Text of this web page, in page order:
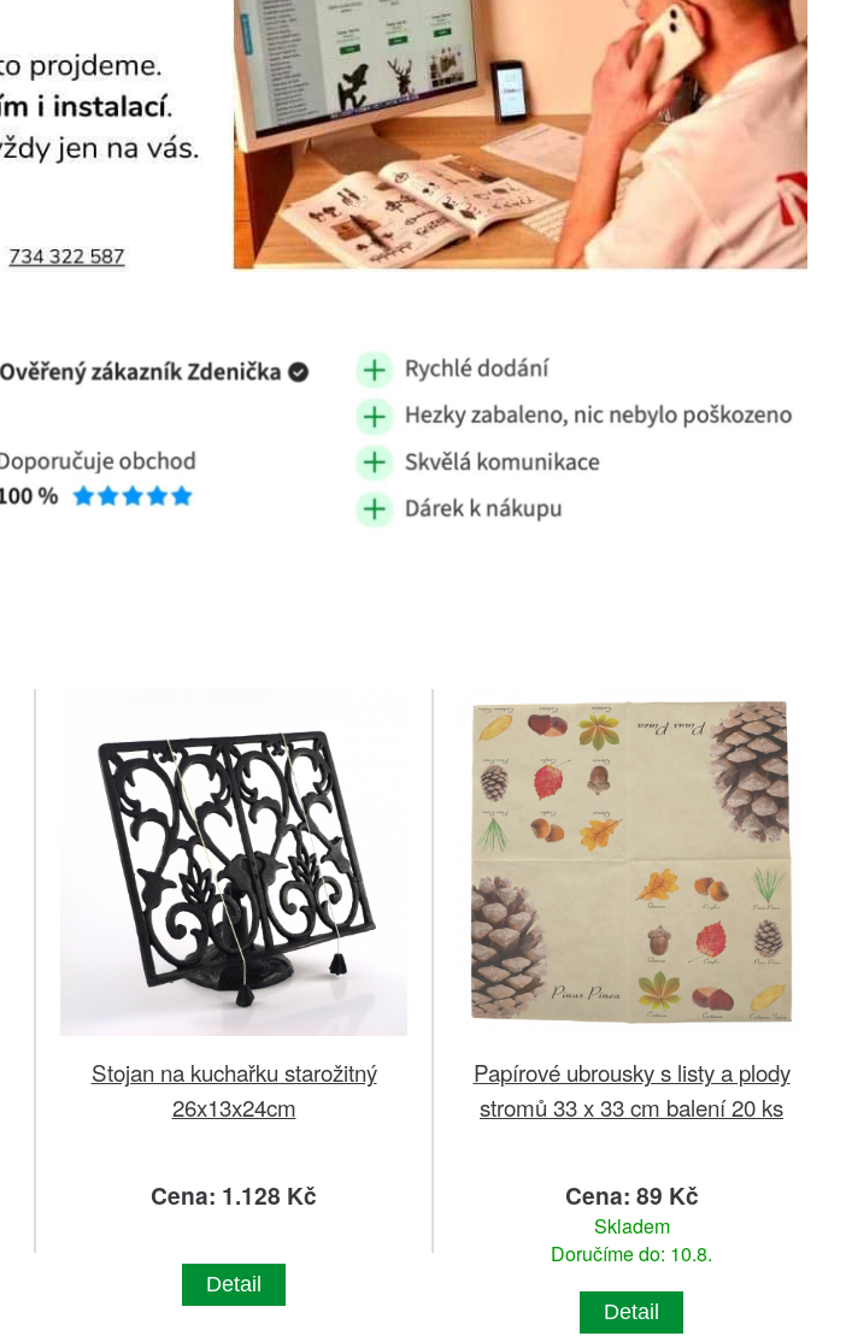
Stojan na kuchařku starožitný
26x13x24cm
Cena: 1.128 Kč
Detail
Papírové ubrousky s listy a plody
stromů 33 x 33 cm balení 20 ks
Cena: 89 Kč
Skladem
Doručíme do: 10.8.
Detail